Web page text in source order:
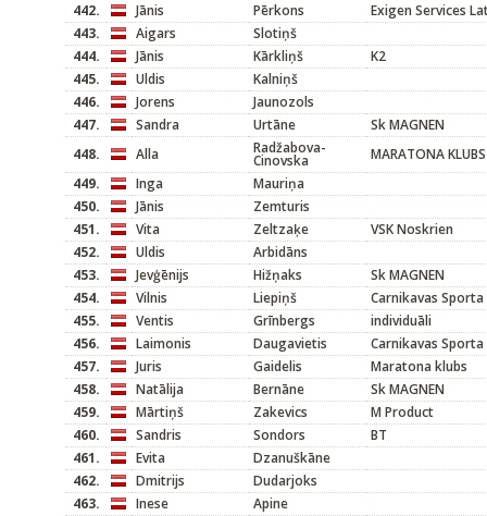
442.
Jānis Pērkons
Exigen Services
443.
Aigars
Slotiņš
444.
Jānis Kārkliņš
K2
445.
Uldis
Kalniņš
446.
Jorens
Jaunozols
447.
Sandra Urtāne
Sk MAGNEN
448.
Alla Radžabova-
Cinovska
MARATONA KLUBS
449.
Inga
Mauriņa
450.
Jānis
Zemturis
451.
Vita Zeltzaķe
VSK Noskrien
452.
Uldis
Arbidāns
453.
Jevģēnijs Hižņaks
Sk MAGNEN
454.
Vilnis Liepiņš
Carnikavas
455.
Ventis Grīnbergs
individuāli
456.
Laimonis Daugavietis
Carnikavas
457.
Juris Gaidelis
Maratona klubs
458.
Natālija Bernāne
Sk MAGNEN
459.
Mārtiņš Zakevics
M Product
460.
Sandris Sondors
BT
461.
Evita
Dzanuškāne
462.
Dmitrijs
Dudarjoks
463.
Inese
Apine